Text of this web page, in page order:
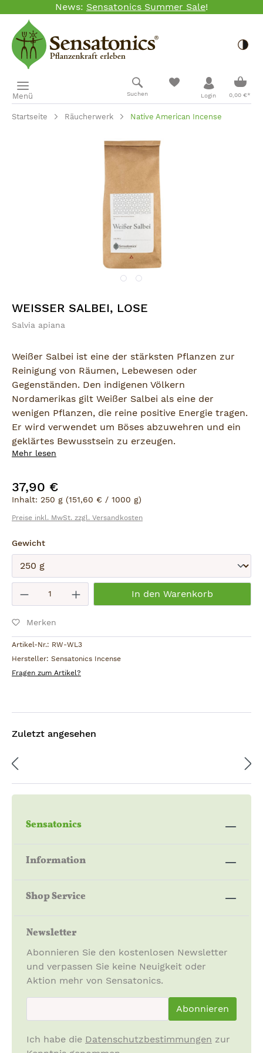
Zum Hauptinhalt springen
News: Sensatonics Summer Sale!
Menü Suchen Login 0,00 €*
Startseite Räucherwerk Native American Incense
Bildergalerie überspringen
WEISSER SALBEI, LOSE
Salvia apiana
Weißer Salbei ist eine der stärksten Pflanzen zur
Reinigung von Räumen, Lebewesen oder
Gegenständen. Den indigenen Völkern
Nordamerikas gilt Weißer Salbei als eine der
wenigen Pflanzen, die reine positive Energie tragen.
Er wird verwendet um Böses abzuwehren und ein
geklärtes Bewusstsein zu erzeugen.
Hersteller:
Sensatonics GmbH
Teilestr. 11-16, Tor 0
info@sensatonics.de
Achtung:
Kleine Kinder und Tiere von brennendem
Räucherwerk fernhalten.
Mehr lesen
Regulärer Preis:
37,90 €
Inhalt: 250 g (151,60 € / 1000 g)
Preise inkl. MwSt. zzgl. Versandkosten
Gewichtauswählen
Absenden
Produkt Anzahl: Gib den
In den Warenkorb
Merken
Artikel-Nr.: RW-WL3
Hersteller: Sensatonics Incense
Fragen zum Artikel?
Zuletzt angesehen
Sensatonics
Information
Shop Service
Newsletter
Abonnieren Sie den kostenlosen Newsletter
und verpassen Sie keine Neuigkeit oder
Aktion mehr von Sensatonics.
Abonnieren
Ich habe die Datenschutzbestimmungen zur